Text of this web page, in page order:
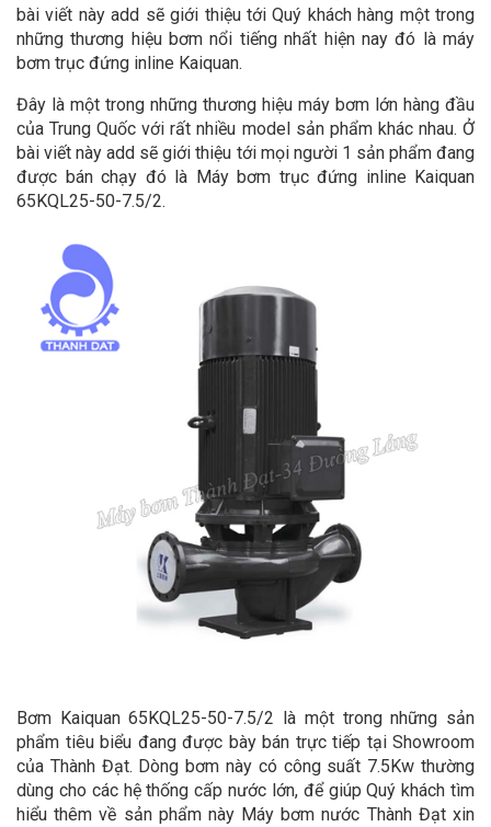
bài viết này add sẽ giới thiệu tới Quý khách hàng một trong
những thương hiệu bơm nổi tiếng nhất hiện nay đó là máy
bơm trục đứng inline Kaiquan.
Đây là một trong những thương hiệu máy bơm lớn hàng đầu
của Trung Quốc với rất nhiều model sản phẩm khác nhau. Ở
bài viết này add sẽ giới thiệu tới mọi người 1 sản phẩm đang
được bán chạy đó là Máy bơm trục đứng inline Kaiquan
65KQL25-50-7.5/2.
Bơm Kaiquan 65KQL25-50-7.5/2 là một trong những sản
phẩm tiêu biểu đang được bày bán trực tiếp tại Showroom
của Thành Đạt. Dòng bơm này có công suất 7.5Kw thường
dùng cho các hệ thống cấp nước lớn, để giúp Quý khách tìm
hiểu thêm về sản phẩm này Máy bơm nước Thành Đạt xin